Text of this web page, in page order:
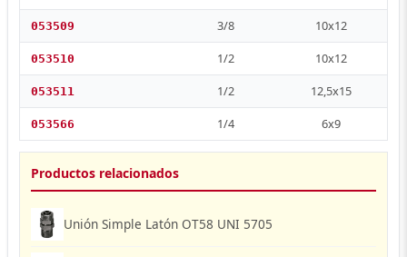
053509 3/8 10x12
053510 1/2 10x12
053511 1/2 12,5x15
053566 1/4 6x9
Productos relacionados
Unión Simple Latón OT58 UNI 5705